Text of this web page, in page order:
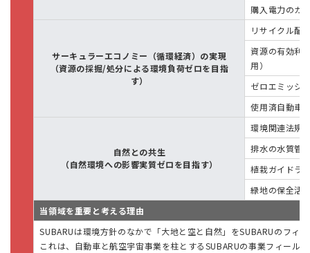
購入電力のカ
サーキュラーエコノミー（循環経済）の実現
（資源の採掘/処分による環境負荷ゼロを目指
す）
リサイクル配
資源の有効利
用）
ゼロエミッシ
使用済自動車
自然との共生
（自然環境への影響実質ゼロを目指す）
環境関連法規
排水の水質管
植栽ガイドラ
緑地の保全活
当領域を重要と考える理由
SUBARUは環境方針のなかで「大地と空と自然」をSUBARUのフ
これは、自動車と航空宇宙事業を柱とするSUBARUの事業フィー